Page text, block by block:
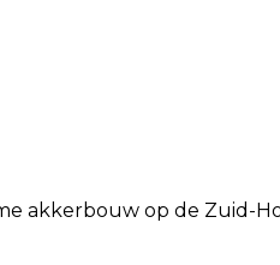
akkerbouw op de Zuid-